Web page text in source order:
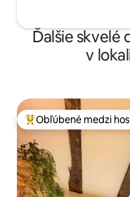
Ďalšie skvelé
v
Najobľúbenejšie
Obľúbené medzi